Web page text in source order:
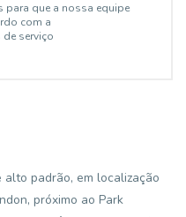
que a nossa equipe
com a
serviço
padrão, em localização
próximo ao Park